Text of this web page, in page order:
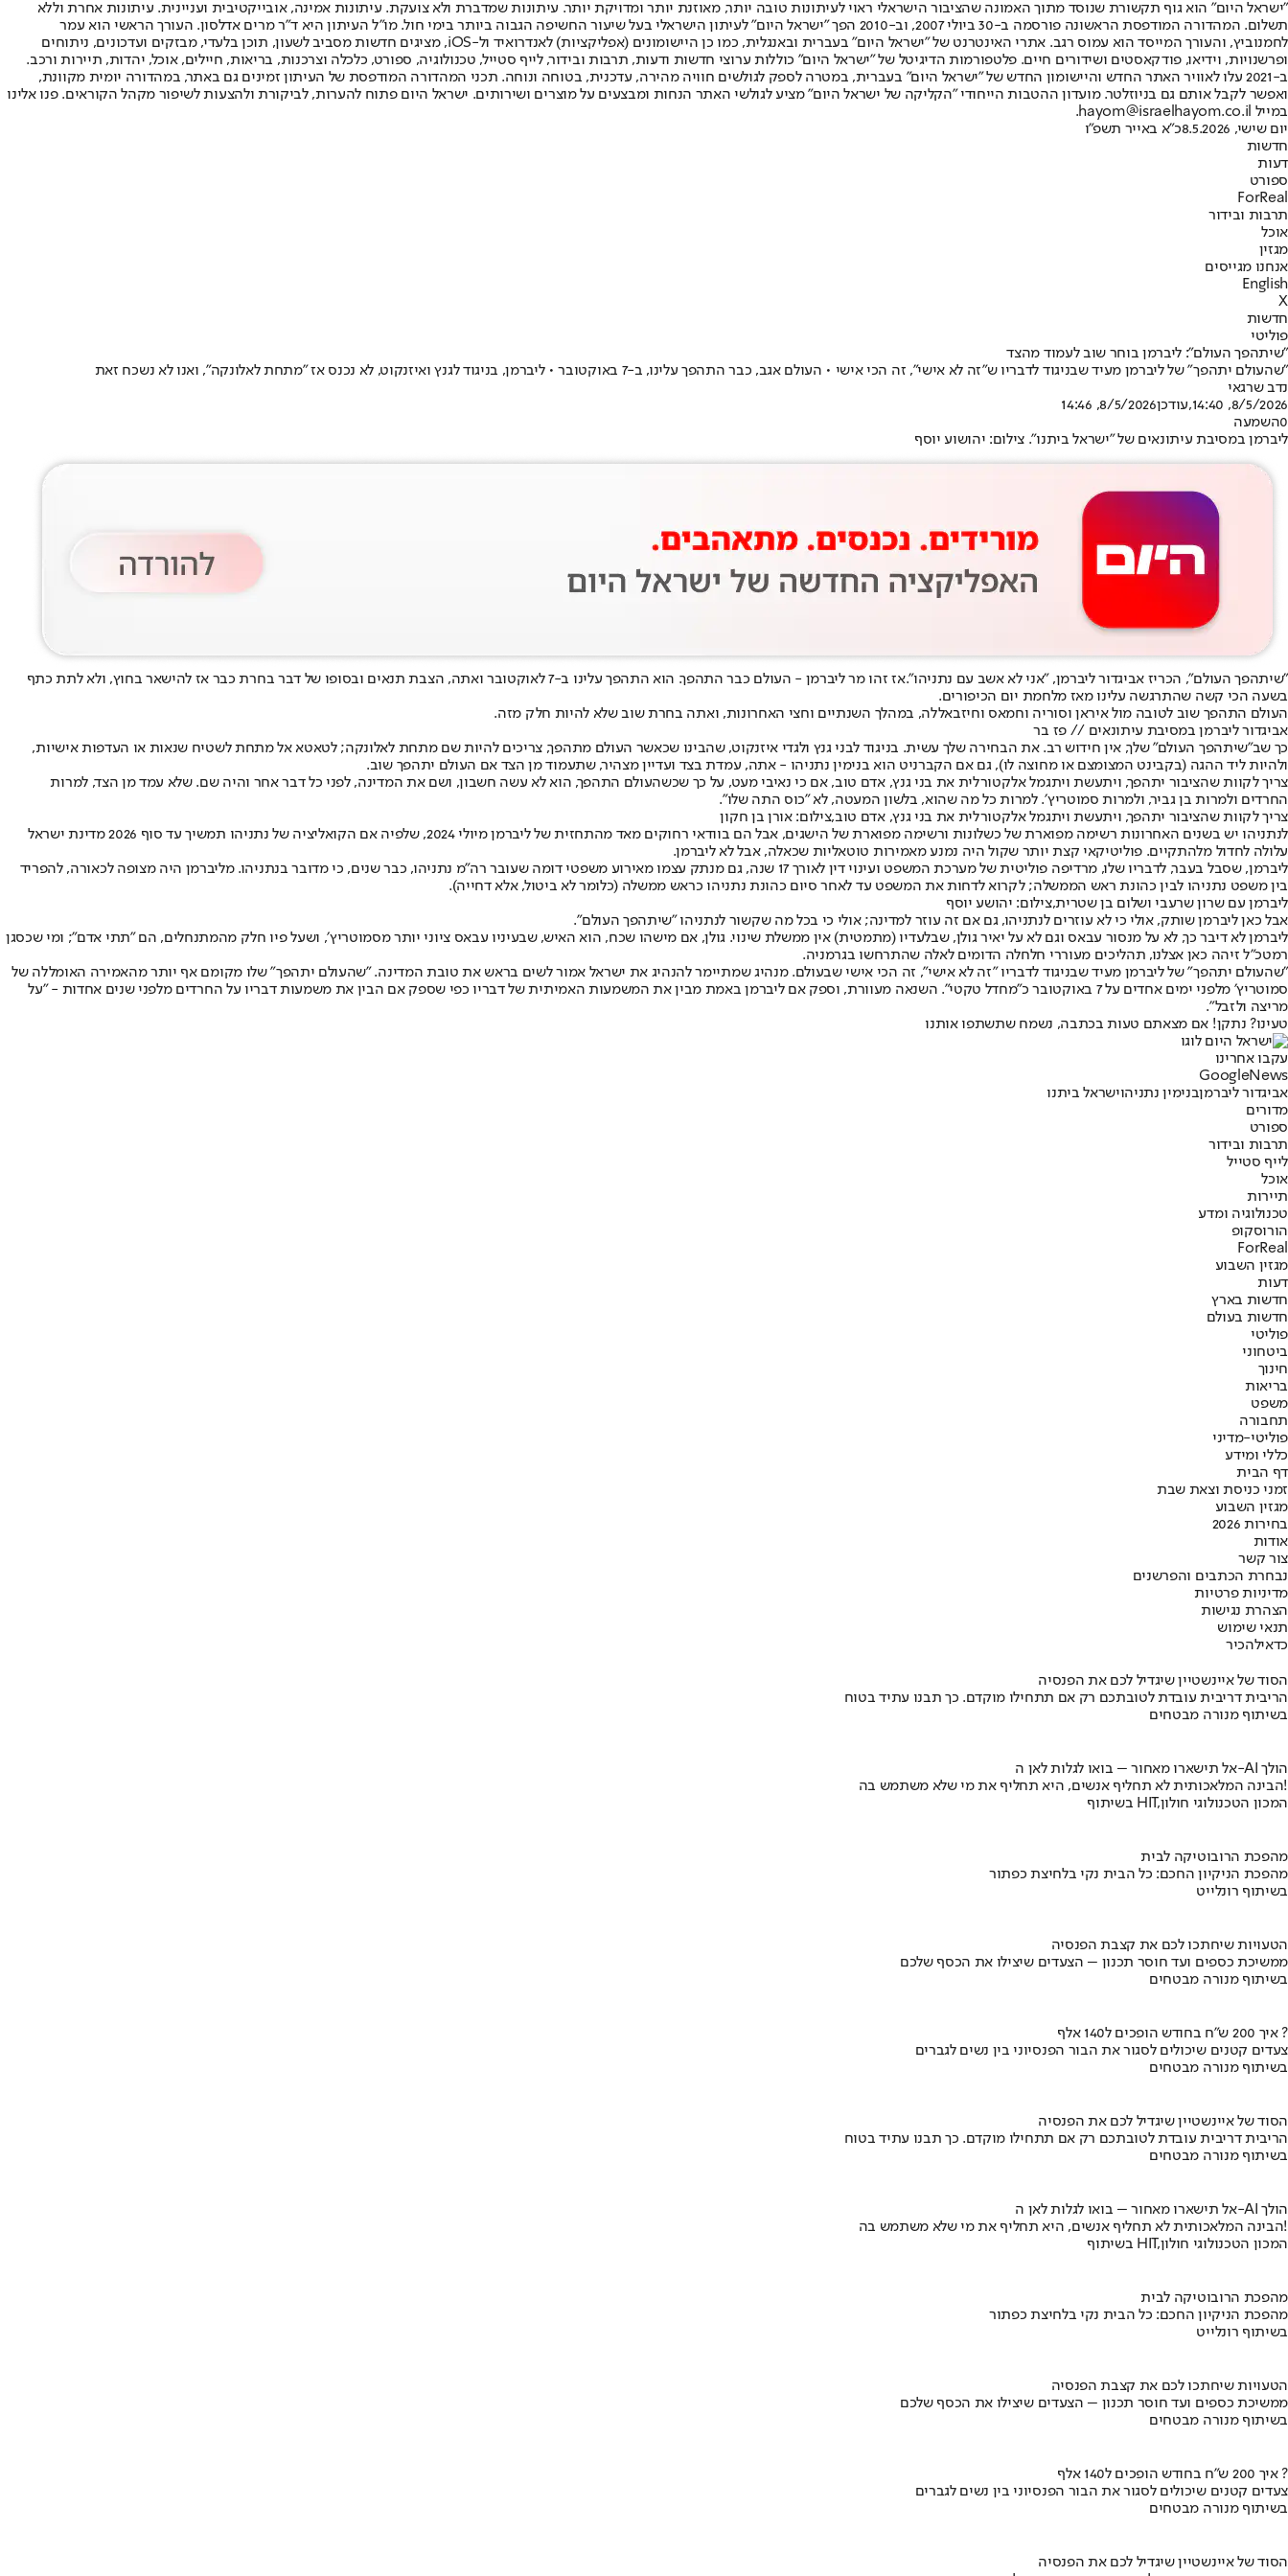
"ישראל היום" הוא גוף תקשורת שנוסד מתוך האמונה שהציבור הישראלי ראוי לעיתונות טובה יותר, מאוזנת יותר ומדויקת יותר. עיתונות שמדברת ולא צועקת. עיתונות אמינה, אובייקטיבית ועניינית. עיתונות אחרת וללא
תשלום. המהדורה המודפסת הראשונה פורסמה ב-30 ביולי 2007, וב-2010 הפך "ישראל היום" לעיתון הישראלי בעל שיעור החשיפה הגבוה ביותר בימי חול. מו"ל העיתון היא ד"ר מרים אדלסון. העורך הראשי הוא עמר
לחמנוביץ, והעורך המייסד הוא עמוס רגב. אתרי האינטרנט של "ישראל היום" בעברית ובאנגלית, כמו כן היישומונים (אפליקציות) לאנדרואיד ול-iOS, מציגים חדשות מסביב לשעון, תוכן בלעדי, מבזקים ועדכונים, ניתוחים
ופרשנויות, וידיאו, פודקאסטים ושידורים חיים. פלטפורמות הדיגיטל של "ישראל היום" כוללות ערוצי חדשות ודעות, תרבות ובידור, לייף סטייל, טכנולוגיה, ספורט, כלכלה וצרכנות, בריאות, חיילים, אוכל, יהדות, תיירות ורכב.
ב-2021 עלו לאוויר האתר החדש והיישומון החדש של "ישראל היום" בעברית, במטרה לספק לגולשים חוויה מהירה, עדכנית, בטוחה ונוחה. תכני המהדורה המודפסת של העיתון זמינים גם באתר, במהדורה יומית מקוונת,
ואפשר לקבל אותם גם בניוזלטר. מועדון ההטבות הייחודי "הקליקה של ישראל היום" מציע לגולשי האתר הנחות ומבצעים על מוצרים ושירותים. ישראל היום פתוח להערות, לביקורת ולהצעות לשיפור מקהל הקוראים. פנו אלינו
במייל hayom@israelhayom.co.il.
יום שישי, 8.5.2026
כ"א באייר תשפ"ו
חדשות
דעות
ספורט
ForReal
תרבות ובידור
אוכל
מגזין
אנחנו מגייסים
English
X
חדשות
פוליטי
"שיתהפך העולם": ליברמן בוחר שוב לעמוד מהצד
"שהעולם יתהפך" של ליברמן מעיד שבניגוד לדבריו ש״זה לא אישי״, זה הכי אישי • העולם אגב, כבר התהפך עלינו, ב-7 באוקטובר • ליברמן, בניגוד לגנץ ואיזנקוט, לא נכנס אז ״מתחת לאלונקה״, ואנו לא נשכח זאת
נדב שרגאי
8/5/2026, 14:40
,עודכן8/5/2026, 14:46
0השמעה
ליברמן במסיבת עיתונאים של "ישראל ביתנו". צילום: יהושוע יוסף
"שיתהפך העולם", הכריז אביגדור ליברמן, "אני לא אשב עם נתניהו".
אז זהו מר ליברמן - העולם כבר התהפך. הוא התהפך עלינו ב-7 לאוקטובר ואתה, הצבת תנאים ובסופו של דבר בחרת כבר אז להישאר בחוץ, ולא לתת כתף
בשעה הכי קשה שהתרגשה עלינו מאז מלחמת יום הכיפורים.
העולם התהפך שוב לטובה מול איראן וסוריה וחמאס וחיזבאללה, במהלך השנתיים וחצי האחרונות, ואתה בחרת שוב שלא להיות חלק מזה.
אביגדור ליברמן במסיבת עיתונאים // פז בר
כך שב״שיתהפך העולם״ שלך, אין חידוש רב. את הבחירה שלך עשית. בניגוד לבני גנץ ולגדי איזנקוט, שהבינו שכאשר העולם מתהפך, צריכים להיות שם מתחת לאלונקה; לטאטא אל מתחת לשטיח שנאות או העדפות אישיות,
ולהיות ליד ההגה (בקבינט המצומצם או מחוצה לו), גם אם הקברניט הוא בנימין נתניהו - אתה, עמדת בצד ועדיין מצהיר, שתעמוד מן הצד אם העולם יתהפך שוב.
צריך לקוות שהציבור יתהפך, ויתעשת ויתגמל אלקטורלית את בני גנץ, אדם טוב, אם כי נאיבי מעט, על כך שכשהעולם התהפך, הוא לא עשה חשבון, ושם את המדינה, לפני כל דבר אחר והיה שם. שלא עמד מן הצד, למרות
החרדים ולמרות בן גביר, ולמרות סמוטריץ׳. למרות כל מה שהוא, בלשון המעטה, לא ״כוס התה שלו״.
צריך לקוות שהציבור יתהפך, ויתעשת ויתגמל אלקטורלית את בני גנץ, אדם טוב,צילום: אורן בן חקון
לנתניהו יש בשנים האחרונות רשימה מפוארת של כשלונות ורשימה מפוארת של הישגים, אבל הם בוודאי רחוקים מאד מהתחזית של ליברמן מיולי 2024, שלפיה אם הקואליציה של נתניהו תמשיך עד סוף 2026 מדינת ישראל
עלולה לחדול מלהתקיים. פוליטיקאי קצת יותר שקול היה נמנע מאמירות טוטאליות שכאלה, אבל לא ליברמן.
ליברמן, שסבל בעבר, לדבריו שלו, מרדיפה פוליטית של מערכת המשפט ועינוי דין לאורך 17 שנה, גם מנתק עצמו מאירוע משפטי דומה שעובר רה״מ נתניהו, כבר שנים, כי מדובר בנתניהו. מליברמן היה מצופה לכאורה, להפריד
בין משפט נתניהו לבין כהונת ראש הממשלה; לקרוא לדחות את המשפט עד לאחר סיום כהונת נתניהו כראש ממשלה (כלומר לא ביטול, אלא דחייה).
ליברמן עם שרון שרעבי ושלום בן שטרית,צילום: יהושע יוסף
אבל כאן ליברמן שותק, אולי כי לא עוזרים לנתניהו, גם אם זה עוזר למדינה; אולי כי בכל מה שקשור לנתניהו ״שיתהפך העולם״.
ליברמן לא דיבר כך, לא על מנסור עבאס וגם לא על יאיר גולן, שבלעדיו (מתמטית) אין ממשלת שינוי. גולן, אם מישהו שכח, הוא האיש, שבעיניו עבאס ציוני יותר מסמוטריץ׳, ושעל פיו חלק מהמתנחלים, הם ״תתי אדם״; ומי שכסגן
רמטכ"ל זיהה כאן אצלנו, תהליכים מעוררי חלחלה הדומים לאלה שהתרחשו בגרמניה.
"שהעולם יתהפך" של ליברמן מעיד שבניגוד לדבריו ״זה לא אישי״, זה הכי אישי שבעולם. מנהיג שמתיימר להנהיג את ישראל אמור לשים בראש את טובת המדינה. ״שהעולם יתהפך" שלו מקומם אף יותר מהאמירה האומללה של
סמוטריץ׳ מלפני ימים אחדים על 7 באוקטובר כ״מחדל טקטי״. השנאה מעוורת, וספק אם ליברמן באמת מבין את המשמעות האמיתית של דבריו כפי שספק אם הבין את משמעות דבריו על החרדים מלפני שנים אחדות - "על
מריצה ולזבל".
טעינו? נתקן! אם מצאתם טעות בכתבה, נשמח שתשתפו אותנו
עקבו אחרינו
Googl eNews
אביגדור ליברמןבנימין נתניהוישראל ביתנו
מדורים
ספורט
תרבות ובידור
לייף סטייל
אוכל
תיירות
טכנולוגיה ומדע
הורוסקופ
ForReal
מגזין השבוע
דעות
חדשות בארץ
חדשות בעולם
פוליטי
ביטחוני
חינוך
בריאות
משפט
תחבורה
פוליטי-מדיני
כללי ומידע
דף הבית
זמני כניסת וצאת שבת
מגזין השבוע
בחירות 2026
אודות
צור קשר
נבחרת הכתבים והפרשנים
מדיניות פרטיות
הצהרת נגישות
תנאי שימוש
כדאילהכיר
הסוד של איינשטיין שיגדיל לכם את הפנסיה
הריבית דריבית עובדת לטובתכם רק אם תתחילו מוקדם. כך תבנו עתיד בטוח
בשיתוף מנורה מבטחים
אל תישארו מאחור – בואו לגלות לאן ה-AI הולך
הבינה המלאכותית לא תחליף אנשים, היא תחליף את מי שלא משתמש בה!
בשיתוף HIT,המכון הטכנולוגי חולון
מהפכת הרובוטיקה לבית
מהפכת הניקיון החכם: כל הבית נקי בלחיצת כפתור
בשיתוף רונלייט
הטעויות שיחתכו לכם את קצבת הפנסיה
ממשיכת כספים ועד חוסר תכנון – הצעדים שיצילו את הכסף שלכם
בשיתוף מנורה מבטחים
איך 200 ש"ח בחודש הופכים ל140 אלף ?
צעדים קטנים שיכולים לסגור את הבור הפנסיוני בין נשים לגברים
בשיתוף מנורה מבטחים
הסוד של איינשטיין שיגדיל לכם את הפנסיה
הריבית דריבית עובדת לטובתכם רק אם תתחילו מוקדם. כך תבנו עתיד בטוח
בשיתוף מנורה מבטחים
אל תישארו מאחור – בואו לגלות לאן ה-AI הולך
הבינה המלאכותית לא תחליף אנשים, היא תחליף את מי שלא משתמש בה!
בשיתוף HIT,המכון הטכנולוגי חולון
מהפכת הרובוטיקה לבית
מהפכת הניקיון החכם: כל הבית נקי בלחיצת כפתור
בשיתוף רונלייט
הטעויות שיחתכו לכם את קצבת הפנסיה
ממשיכת כספים ועד חוסר תכנון – הצעדים שיצילו את הכסף שלכם
בשיתוף מנורה מבטחים
איך 200 ש"ח בחודש הופכים ל140 אלף ?
צעדים קטנים שיכולים לסגור את הבור הפנסיוני בין נשים לגברים
בשיתוף מנורה מבטחים
הסוד של איינשטיין שיגדיל לכם את הפנסיה